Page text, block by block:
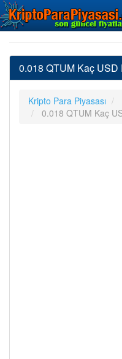
0.018 QTUM Kaç USD
Kripto Para Piyasası
0.018 QTUM Kaç